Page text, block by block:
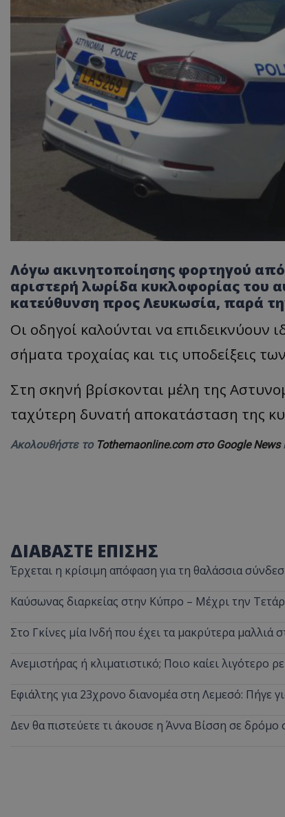
Λόγω ακινητοποίησης φορτηγού
αριστερή λωρίδα κυκλοφορίας του
κατεύθυνση προς Λευκωσία, παρά
Οι οδηγοί καλούνται να
σήματα τροχαίας και τις υποδείξεις
Στη σκηνή βρίσκονται μέλη της
ταχύτερη δυνατή αποκατάσταση της
Ακολουθήστε το Tothemaonline.com στο Google News
ΔΙΑΒΑΣΤΕ ΕΠΙΣΗΣ
Έρχεται η κρίσιμη απόφαση για τη θαλάσσια
Καύσωνας διαρκείας στην Κύπρο – Μέχρι την
Στο Γκίνες μία Ινδή που έχει τα μακρύτερα μαλλιά
Ανεμιστήρας ή κλιματιστικό; Ποιο καίει λιγότερο
Εφιάλτης για 23χρονο διανομέα στη Λεμεσό: Πήγε
Δεν θα πιστεύετε τι άκουσε η Άννα Βίσση σε δρόμο